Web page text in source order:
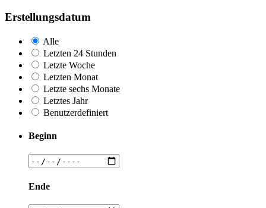
Erstellungsdatum
Alle
Letzten 24 Stunden
Letzte Woche
Letzten Monat
Letzte sechs Monate
Letztes Jahr
Benutzerdefiniert
Beginn
Ende